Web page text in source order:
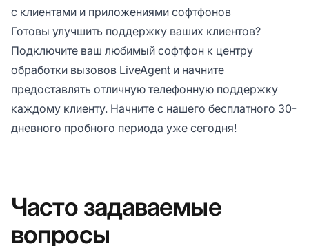
с клиентами и приложениями софтфонов
Готовы улучшить поддержку ваших клиентов?
Подключите ваш любимый софтфон к центру
обработки вызовов LiveAgent и начните
предоставлять отличную телефонную поддержку
каждому клиенту. Начните с нашего бесплатного 30-
дневного пробного периода уже сегодня!
Часто задаваемые
вопросы